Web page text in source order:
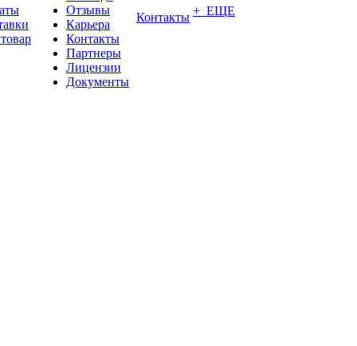
Отзывы
Карьера
Контакты
Партнеры
Лицензии
Документы
Контакты + ЕЩЕ